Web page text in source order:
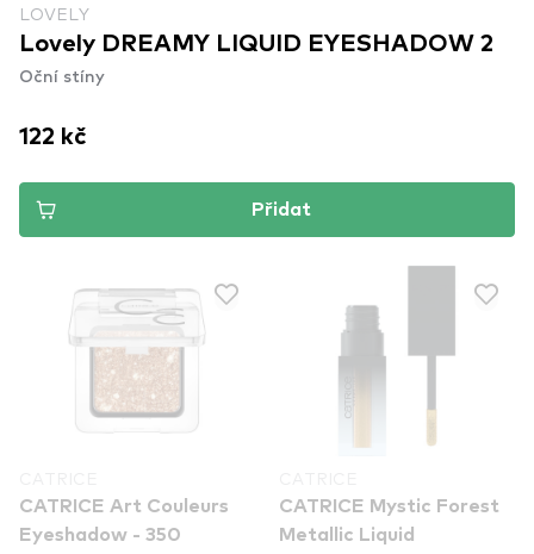
LOVELY
Lovely DREAMY LIQUID EYESHADOW 2
Oční stíny
122 kč
Přidat
CATRICE Art Couleurs
Eyeshadow - 350
CATRICE Mystic Forest
Metallic Liquid